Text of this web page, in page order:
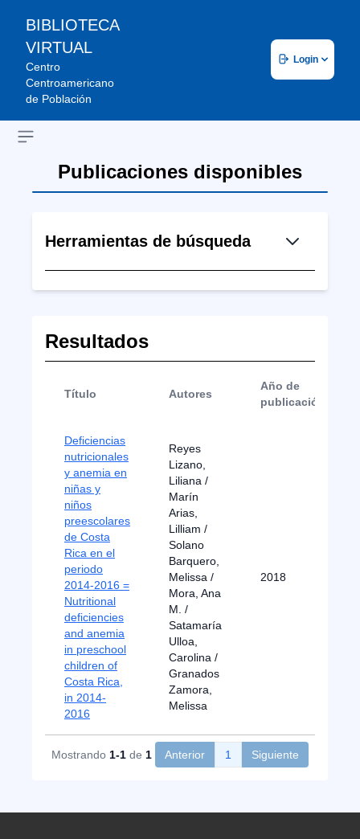
BIBLIOTECA
VIRTUAL
Centro
Centroamericano
de Población
Login
Open sidebar
Publicaciones disponibles
Herramientas de búsqueda
Resultados
Título Autores
Año de
publicación
Deficiencias
nutricionales
y anemia en
niñas y
niños
preescolares
de Costa
Rica en el
periodo
2014-2016 =
Nutritional
deficiencies
and anemia
in preschool
children of
Costa Rica,
in 2014-
2016
Reyes
Lizano,
Liliana /
Marín
Arias,
Lilliam /
Solano
Barquero,
Melissa /
Mora, Ana
M. /
Satamaría
Ulloa,
Carolina /
Granados
Zamora,
Melissa
2018
Mostrando 1-1 de 1 Anterior 1 Siguiente